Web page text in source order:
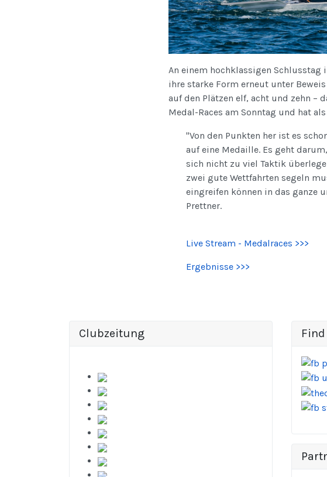
An einem hochklassigen Schlusstag
ihre starke Form erneut unter
auf den Plätzen elf, acht und zehn –
Medal-Races am Sonntag und hat
"Von den Punkten her ist es
auf eine Medaille. Es geht
sich nicht zu viel Taktik
zwei gute Wettfahrten segeln
eingreifen können in das ganze
Prettner.
Live Stream - Medalraces >>>
Ergebnisse >>>
Clubzeitung